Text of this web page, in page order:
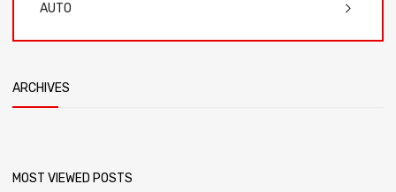
AUTO
ARCHIVES
MOST VIEWED POSTS